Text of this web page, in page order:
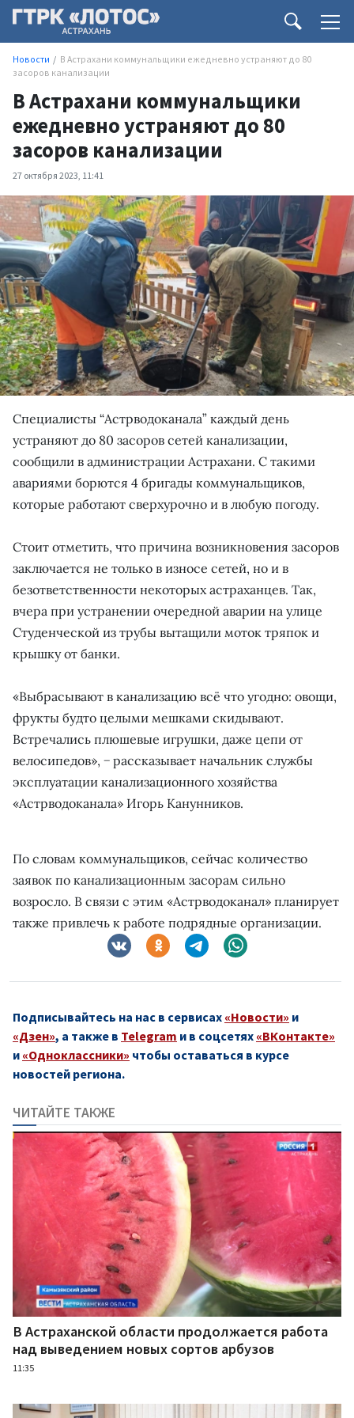
Новости
В Астрахани коммунальщики ежедневно устраняют до 80
засоров канализации
В Астрахани коммунальщики
ежедневно устраняют до 80
засоров канализации
27 октября 2023, 11:41
Специалисты “Астрводоканала” каждый день
устраняют до 80 засоров сетей канализации,
сообщили в администрации Астрахани. С такими
авариями борются 4 бригады коммунальщиков,
которые работают сверхурочно и в любую погоду.
Стоит отметить, что причина возникновения засоров
заключается не только в износе сетей, но и в
безответственности некоторых астраханцев. Так,
вчера при устранении очередной аварии на улице
Студенческой из трубы вытащили моток тряпок и
крышку от банки.
«Выбрасывают в канализацию всё что угодно: овощи,
фрукты будто целыми мешками скидывают.
Встречались плюшевые игрушки, даже цепи от
велосипедов», − рассказывает начальник службы
эксплуатации канализационного хозяйства
«Астрводоканала» Игорь Канунников.
По словам коммунальщиков, сейчас количество
заявок по канализационным засорам сильно
возросло. В связи с этим «Астрводоканал» планирует
также привлечь к работе подрядные организации.
Подписывайтесь на нас в сервисах «Новости» и
«Дзен», а также в Telegram и в соцсетях «ВКонтакте»
и «Одноклассники» чтобы оставаться в курсе
новостей региона.
ЧИТАЙТЕ ТАКЖЕ
В Астраханской области продолжается работа
над выведением новых сортов арбузов
11:35